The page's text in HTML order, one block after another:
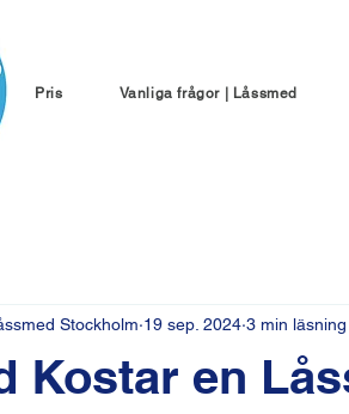
Pris Vanliga frågor | Låssmed
Kostar en
Stockholm 19 sep. 2024 3 min läsning